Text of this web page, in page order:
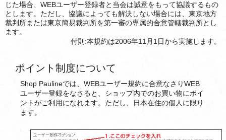
じた場合、WEBユーザー登録者と当会は誠意をもって協議するもの
とします。ただし、協議によっても解決しない場合には、東京地方
裁判所または東京簡易裁判所を第一審の専属的合意管轄裁判所とし
ます。
付則:本規約は2006年11月1日から実施します。
ポイント制度について
Shop Paulineでは、WEBユーザー規約に合意なさりWEB
ユーザー登録をなさると、ショップ内でのお買い物にポイ
ントがご利用になれます。ただし、日本在住の個人に限り
ます。